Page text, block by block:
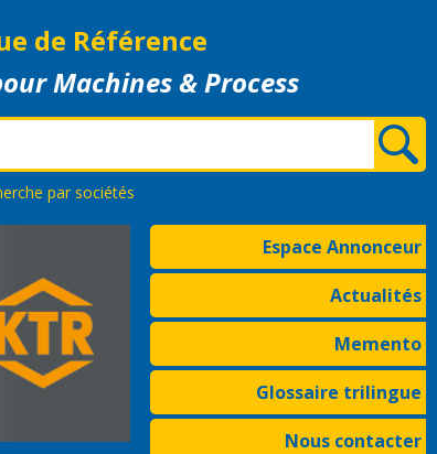
de Référence
Machines & Process
par sociétés
Espace Annonceur
Actualités
Memento
Glossaire trilingue
Nous contacter